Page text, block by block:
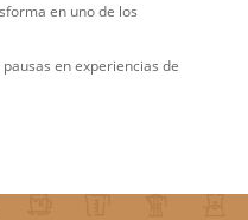
en uno de los
en experiencias de